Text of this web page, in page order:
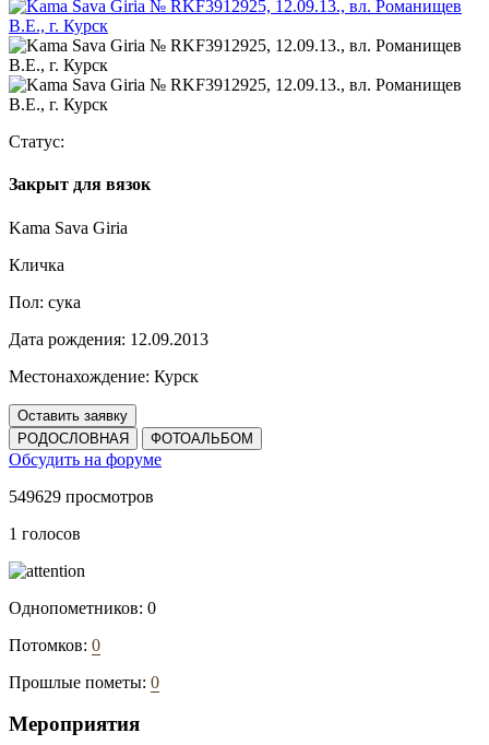
Статус:
Закрыт для вязок
Kama Sava Giria
Кличка
Пол: сука
Дата рождения: 12.09.2013
Местонахождение: Курск
Оставить заявку
РОДОСЛОВНАЯ
ФОТОАЛЬБОМ
Обсудить на форуме
549629 просмотров
1 голосов
Однопометников: 0
Потомков: 0
Прошлые пометы: 0
Мероприятия